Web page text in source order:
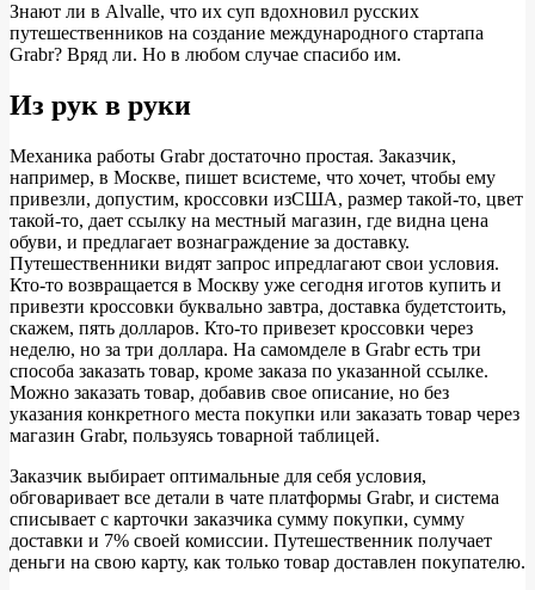
Знают ли в Alvalle, что их суп вдохновил русских
путешественников на создание международного стартапа
Grabr? Вряд ли. Но в любом случае спасибо им.
Из рук в руки
Механика работы Grabr достаточно простая. Заказчик,
например, в Москве, пишет всистеме, что хочет, чтобы ему
привезли, допустим, кроссовки изСША, размер такой-то, цвет
такой-то, дает ссылку на местный магазин, где видна цена
обуви, и предлагает вознаграждение за доставку.
Путешественники видят запрос ипредлагают свои условия.
Кто-то возвращается в Москву уже сегодня иготов купить и
привезти кроссовки буквально завтра, доставка будетстоить,
скажем, пять долларов. Кто-то привезет кроссовки через
неделю, но за три доллара. На самомделе в Grabr есть три
способа заказать товар, кроме заказа по указанной ссылке.
Можно заказать товар, добавив свое описание, но без
указания конкретного места покупки или заказать товар через
магазин Grabr, пользуясь товарной таблицей.
Заказчик выбирает оптимальные для себя условия,
обговаривает все детали в чате платформы Grabr, и система
списывает с карточки заказчика сумму покупки, сумму
доставки и 7% своей комиссии. Путешественник получает
деньги на свою карту, как только товар доставлен покупателю.